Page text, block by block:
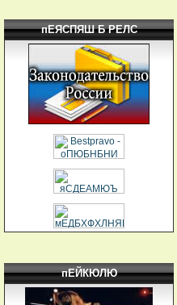
пЕЯСПЯШ Б РЕЛС
пЕЙКЮЛЮ